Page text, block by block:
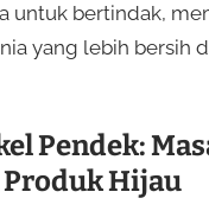
untuk bertindak,
yang lebih bersih
Pendek:
Hijau